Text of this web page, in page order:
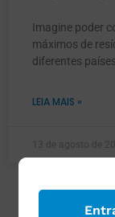
Imagine poder
máximos de
diferentes
LEIA MAIS »
13 de agosto de